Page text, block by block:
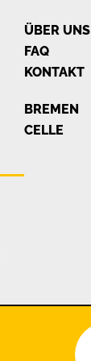
ÜBER UNS
FAQ
KONTAKT
BREMEN
CELLE